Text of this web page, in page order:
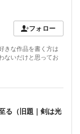
フォロー
きな作品を書く方は
ないだけと思ってお
る（旧題｜剣は光